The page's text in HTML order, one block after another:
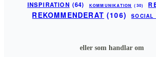
INSPIRATION (64) KOMMUNIKATION (30)
REKOMMENDERAT (106) SOCIAL
eller som handlar om